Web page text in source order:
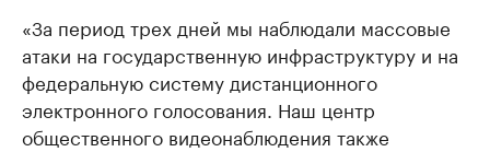
«За период трех дней мы наблюдали массовые
атаки на государственную инфраструктуру и на
федеральную систему дистанционного
электронного голосования. Наш центр
общественного видеонаблюдения также